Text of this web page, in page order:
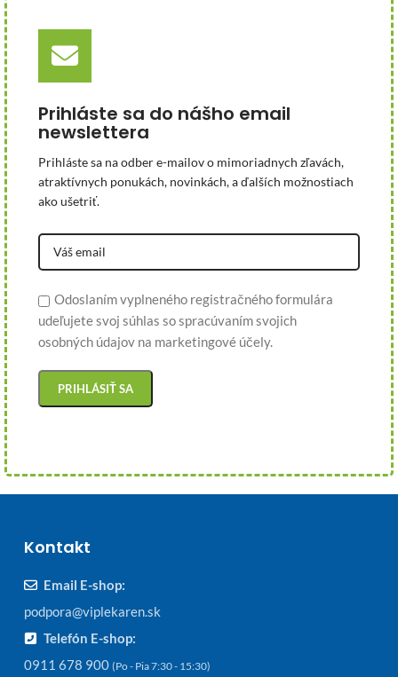
Prihláste sa do nášho email
newslettera
Prihláste sa na odber e-mailov o mimoriadnych zľavách,
atraktívnych ponukách, novinkách, a ďalších možnostiach
ako ušetriť.
Odoslaním vyplneného registračného formulára
udeľujete svoj súhlas so spracúvaním svojich
osobných údajov na marketingové účely.
Kontakt
Email E-shop:
podpora@viplekaren.sk
Telefón E-shop:
0911 678 900 (Po - Pia 7:30 - 15:30)